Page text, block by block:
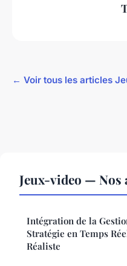
← Voir tous les articles
Jeux-video — Nos
Intégration de la
Stratégie en Temps
Réaliste